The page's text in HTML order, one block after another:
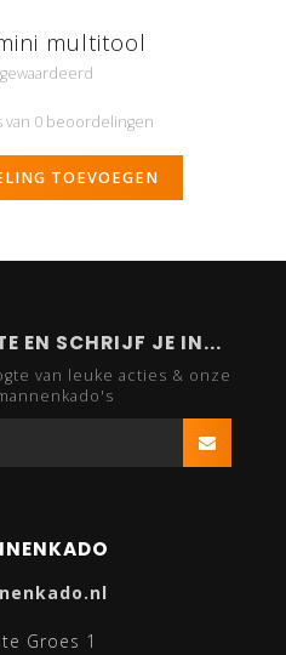
multitool
van 0 beoordelingen
TOEVOEGEN
EN SCHRIJF JE IN...
van leuke acties & onze
Groes 1